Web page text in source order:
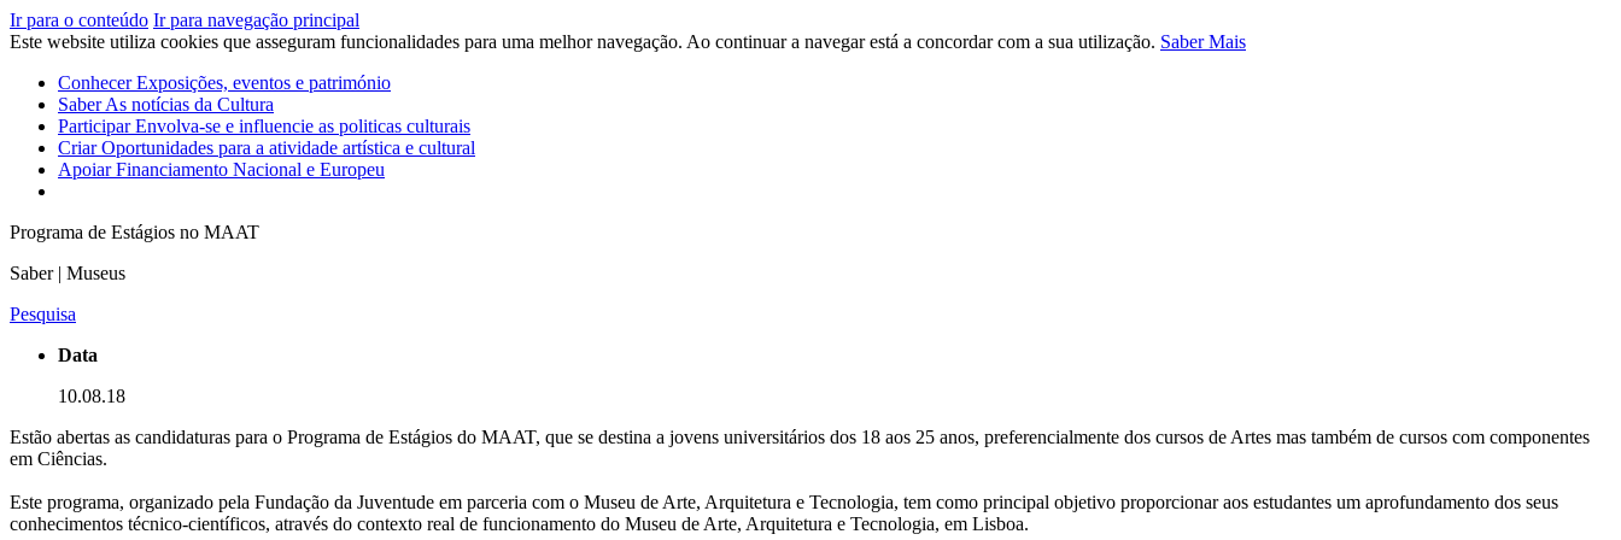
Ir para o conteúdo Ir para navegação principal
Este website utiliza cookies que asseguram funcionalidades para uma melhor navegação. Ao continuar a navegar está a concordar com a sua utilização. Saber Mais
ConhecerExposições, eventos e património
SaberAs notícias da Cultura
ParticiparEnvolva-se e influencie as politicas culturais
CriarOportunidades para a atividade artística e cultural
ApoiarFinanciamento Nacional e Europeu
Programa de Estágios no MAAT
Saber | Museus
Pesquisa
Data
10.08.18
Estão abertas as candidaturas para o Programa de Estágios do MAAT, que se destina a jovens universitários dos 18 aos 25 anos, preferencialmente dos cursos de Artes mas também de cursos com componentes
em Ciências.
Este programa, organizado pela Fundação da Juventude em parceria com o Museu de Arte, Arquitetura e Tecnologia, tem como principal objetivo proporcionar aos estudantes um aprofundamento dos seus
conhecimentos técnico-científicos, através do contexto real de funcionamento do Museu de Arte, Arquitetura e Tecnologia, em Lisboa.